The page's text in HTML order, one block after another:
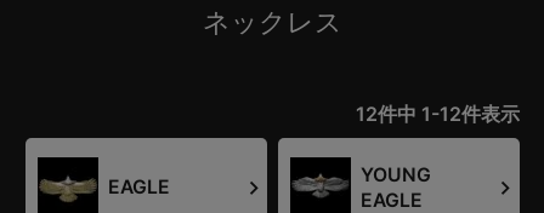
ネックレス
12件中 1-12件表示
EAGLE
YOUNG
EAGLE